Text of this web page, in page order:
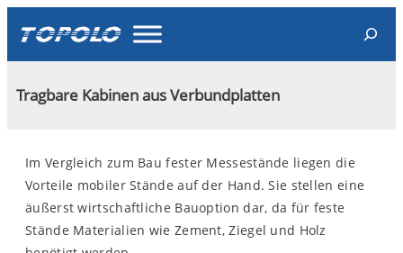
content
Search
Tragbare Kabinen aus Verbundplatten
Im Vergleich zum Bau fester Messestände liegen die
Vorteile mobiler Stände auf der Hand. Sie stellen eine
äußerst wirtschaftliche Bauoption dar, da für feste
Stände Materialien wie Zement, Ziegel und Holz